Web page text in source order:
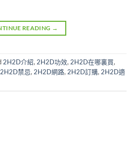
READING →
2H2D介紹, 2H2D功效, 2H2D在哪裏買,
2H2D禁忌, 2H2D網路, 2H2D訂購, 2H2D適